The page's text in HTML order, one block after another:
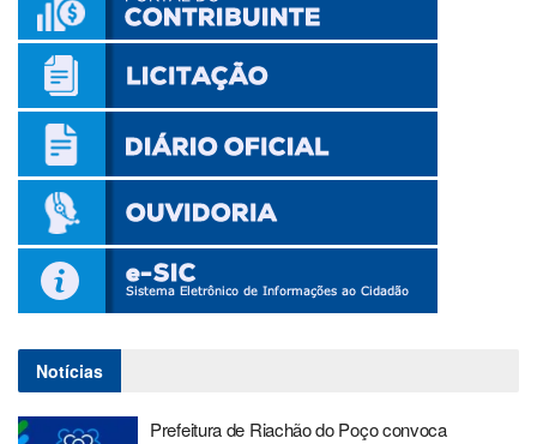
Notícias
Prefeitura de Riachão do Poço convoca